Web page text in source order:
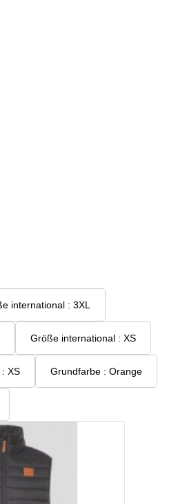
Größe international : 3XL
Größe international : XS
Größe : XS Grundfarbe : Orange